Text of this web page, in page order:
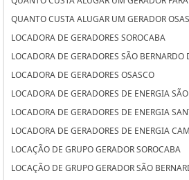
QUANTO CUSTA ALUGAR UM GERADOR
LOCADORA DE GERADORES SOROCABA
LOCADORA DE GERADORES SÃO BERNARDO
LOCADORA DE GERADORES OSASCO
LOCADORA DE GERADORES DE ENERGIA
LOCADORA DE GERADORES DE ENERGIA
LOCADORA DE GERADORES DE ENERGIA
LOCAÇÃO DE GRUPO GERADOR SOROCABA
LOCAÇÃO DE GRUPO GERADOR SÃO